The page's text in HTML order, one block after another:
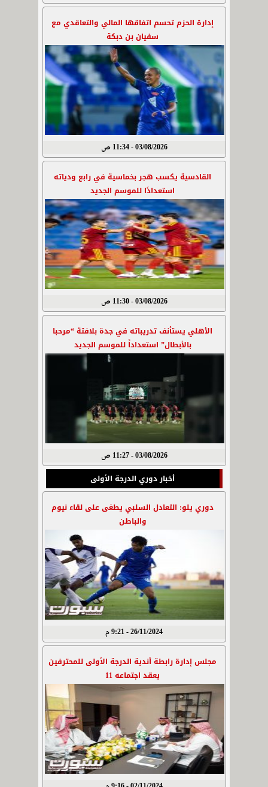
إدارة الحزم تحسم اتفاقها المالي والتعاقدي مع
سفيان بن دبكة
03/08/2026 - 11:34 ص
القادسية يكسب هجر بخماسية في رابع ودياته
استعدادًا للموسم الجديد
03/08/2026 - 11:30 ص
الأهلي يستأنف تدريباته في جدة بلافتة “مرحبا
بالأبطال” استعداداً للموسم الجديد
03/08/2026 - 11:27 ص
أخبار دوري الدرجة الأولى
دوري يلو: التعادل السلبي يطغى على لقاء نيوم
والباطن
26/11/2024 - 9:21 م
مجلس إدارة رابطة أندية الدرجة الأولى للمحترفين
يعقد اجتماعه 11